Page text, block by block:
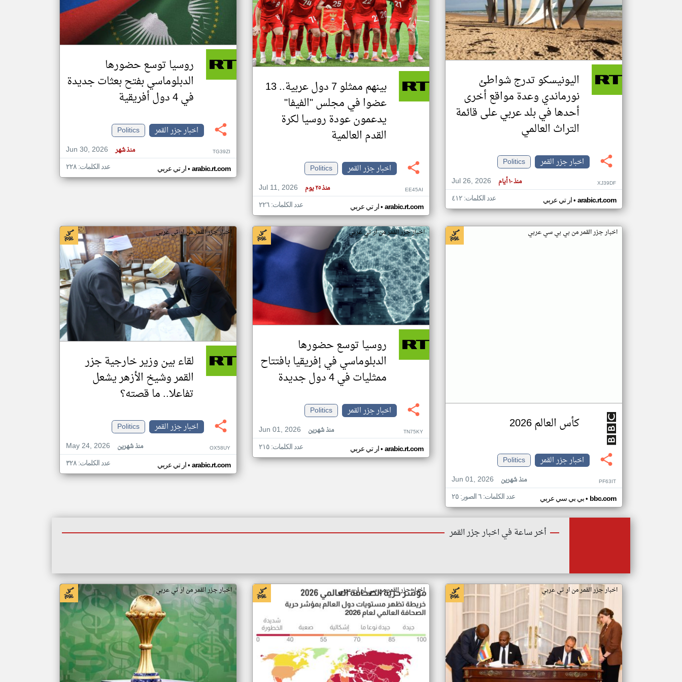
تغيير الدولة
اخبار جزر القمر على مدار الساعة
أهم اخبار جزر القمر العاجلة والمباشرة
اليونيسكو تدرج شواطئ
نورماندي وعدة مواقع أخرى
أحدها في بلد عربي على قائمة
التراث العالمي
اخبار جزر القمر
Politics
Jul 26, 2026
منذ ١٠ أيام XJ39DF
ار تي عربي• arabic.rt.com عدد الكلمات: ٤١٢
بينهم ممثلو 7 دول عربية.. 13
عضوا في مجلس "الفيفا"
يدعمون عودة روسيا لكرة
القدم العالمية
اخبار جزر القمر
Politics
Jul 11, 2026
منذ ٢٥ يوم EE45AI
ار تي عربي• arabic.rt.com عدد الكلمات: ٢٢٦
روسيا توسع حضورها
الدبلوماسي بفتح بعثات جديدة
في 4 دول أفريقية
اخبار جزر القمر
Politics
Jun 30, 2026
منذ شهر TG39ZI
ار تي عربي• arabic.rt.com عدد الكلمات: ٢٢٨
اخبار جزر القمر من بي بي سي عربي
كأس العالم 2026
اخبار جزر القمر
Politics
Jun 01, 2026
منذ شهرين PF63IT
بي بي سي عربي• bbc.com عدد الكلمات: ٦ الصور: ٢٥
اخبار جزر القمر من ار تي عربي
روسيا توسع حضورها
الدبلوماسي في إفريقيا بافتتاح
ممثليات في 4 دول جديدة
اخبار جزر القمر
Politics
Jun 01, 2026
منذ شهرين TN75KY
ار تي عربي• arabic.rt.com عدد الكلمات: ٢١٥
اخبار جزر القمر من ار تي عربي
لقاء بين وزير خارجية جزر
القمر وشيخ الأزهر يشعل
تفاعلا.. ما قصته؟
اخبار جزر القمر
Politics
May 24, 2026
منذ شهرين OX58UY
ار تي عربي• arabic.rt.com عدد الكلمات: ٣٢٨
أخر ساعة في اخبار جزر القمر
اخبار جزر القمر من ار تي عربي اخبار جزر القمر من سي ان ان عربي اخبار جزر القمر من ار تي عربي
klyoum.com